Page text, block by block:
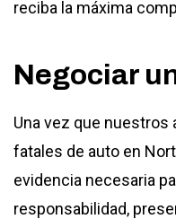
reciba la máxima
Negociar
Una vez que
fatales de auto en
evidencia necesaria
responsabilidad,